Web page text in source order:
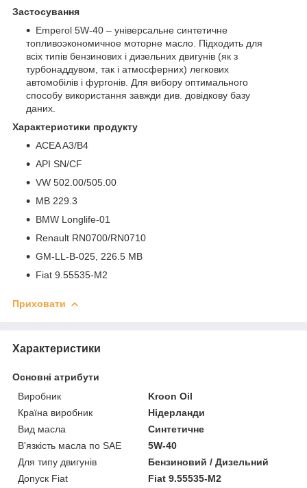
Застосування
Emperol 5W-40 – універсальне синтетичне
топливоэкономичное моторне масло. Підходить для
всіх типів бензинових і дизельних двигунів (як з
турбонаддувом, так і атмосферних) легкових
автомобілів і фургонів. Для вибору оптимального
способу використання завжди див. довідкову базу
даних.
Характеристики продукту
ACEA A3/B4
API SN/CF
VW 502.00/505.00
MB 229.3
BMW Longlife-01
Renault RN0700/RN0710
GM-LL-B-025, 226.5 MB
Fiat 9.55535-M2
Приховати
Характеристики
Основні атрибути
Виробник
Kroon Oil
Країна виробник
Нідерланди
Вид масла
Синтетичне
В'язкість масла по SAE
5W-40
Для типу двигунів
Бензиновий / Дизельний
Допуск Fiat
Fiat 9.55535-M2